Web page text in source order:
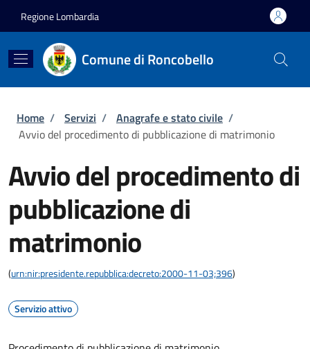
Regione Lombardia
Comune di Roncobello
Briciole di pane
Home / Servizi / Anagrafe e stato civile /
Avvio del procedimento di pubblicazione di matrimonio
Avvio del procedimento di
pubblicazione di
matrimonio
(urn:nir:presidente.repubblica:decreto:2000-11-03;396)
Servizio attivo